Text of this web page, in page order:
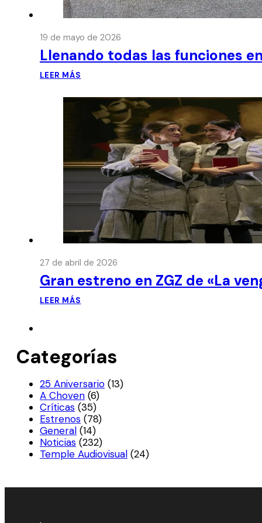
19 de mayo de 2026
Llenando todas las funciones
LEER MÁS
27 de abril de 2026
Gran estreno en ZGZ de «La
LEER MÁS
Categorías
25 Aniversario (13)
A Choven (6)
Críticas (35)
Estrenos (78)
General (14)
Noticias (232)
Temple Audiovisual (24)